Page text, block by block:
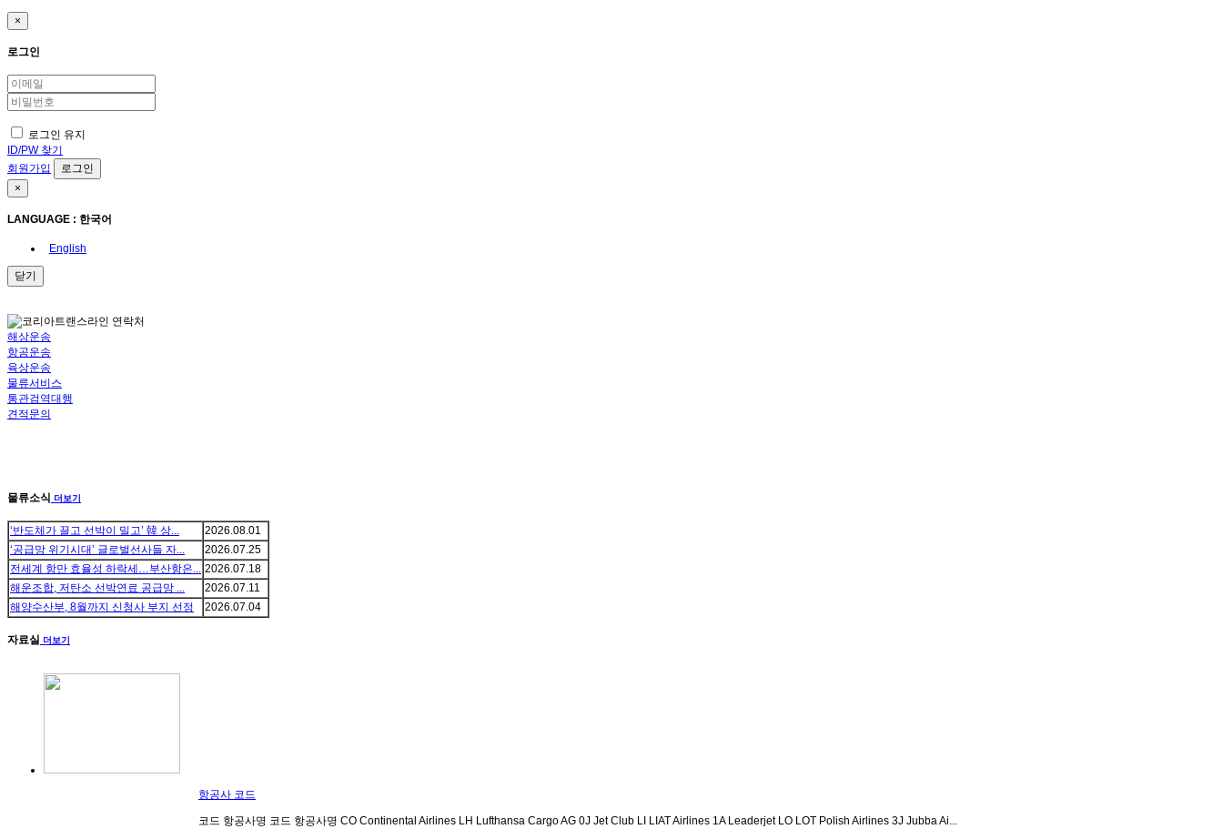
×
로그인
로그인 유지
ID/PW 찾기
회원가입
×
LANGUAGE : 한국어
English
닫기
해상운송
항공운송
육상운송
물류서비스
통관검역대행
견적문의
물류소식 더보기
‘반도체가 끌고 선박이 밀고’ 韓 상...
2026.08.01
‘공급망 위기시대’ 글로벌선사들 자...
2026.07.25
전세계 항만 효율성 하락세…부산항은... 2026.07.18
해운조합, 저탄소 선박연료 공급망 ...
2026.07.11
해양수산부, 8월까지 신청사 부지 선정
2026.07.04
자료실 더보기
항공사 코드
코드 항공사명 코드 항공사명 CO Continental Airlines LH Lufthansa Cargo AG 0J Jet Club LI LIAT Airlines 1A Leaderjet LO LOT Polish Airlines 3J Jubba Ai...